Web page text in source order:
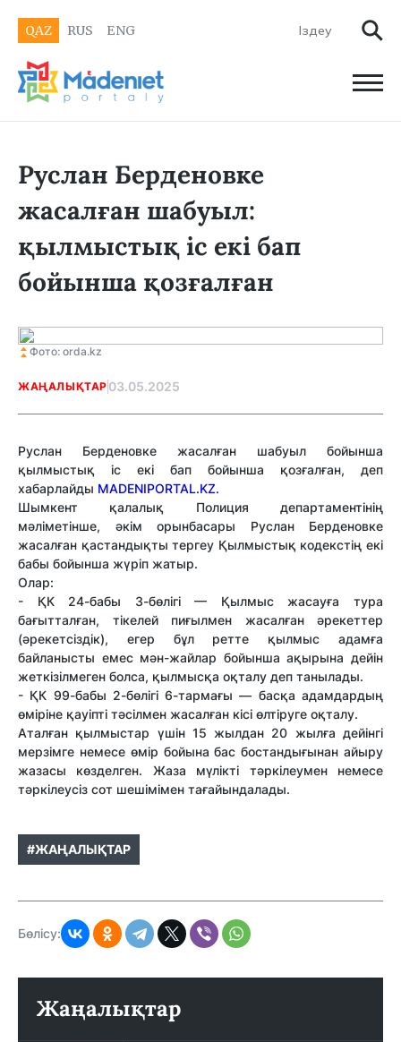
QAZ RUS ENG
Руслан Берденовке
жасалған шабуыл:
қылмыстық іс екі бап
бойынша қозғалған
Фото: orda.kz
ЖАҢАЛЫҚТАР 03.05.2025
Руслан Берденовке жасалған шабуыл бойынша
қылмыстық іс екі бап бойынша қозғалған, деп
хабарлайды MADENIPORTAL.KZ.
Шымкент қалалық Полиция департаментінің
мәліметінше, әкім орынбасары Руслан Берденовке
жасалған қастандықты тергеу Қылмыстық кодекстің екі
бабы бойынша жүріп жатыр.
Олар:
- ҚК 24-бабы 3-бөлігі — Қылмыс жасауға тура
бағытталған, тікелей пиғылмен жасалған әрекеттер
(әрекетсiздiк), егер бұл ретте қылмыс адамға
байланысты емес мән-жайлар бойынша ақырына дейiн
жеткiзiлмеген болса, қылмысқа оқталу деп танылады.
- ҚК 99-бабы 2-бөлігі 6-тармағы — басқа адамдардың
өміріне қауіпті тәсілмен жасалған кісі өлтіруге оқталу.
Аталған қылмыстар үшін 15 жылдан 20 жылға дейінгі
мерзімге немесе өмір бойына бас бостандығынан айыру
жазасы көзделген. Жаза мүлікті тәркілеумен немесе
тәркілеусіз сот шешімімен тағайындалады.
#ЖАҢАЛЫҚТАР
Бөлісу:
Жаңалықтар